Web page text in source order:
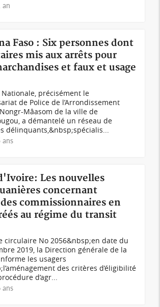
an
Faso : Six personnes dont
mis aux arrêts pour
et faux et usage
Nationale, précisément le
de Police de l’Arrondissement
Nongr-Mâasom de la ville de
a démantelé un réseau de
délinquants,&nbsp;spécialis...
ans
Les nouvelles
concernant
commissionnaires en
au régime du transit
circulaire No 2056&nbsp;en date du
2019, la Direction générale de la
les usagers
des critères d’éligibilité
d’agr...
ans